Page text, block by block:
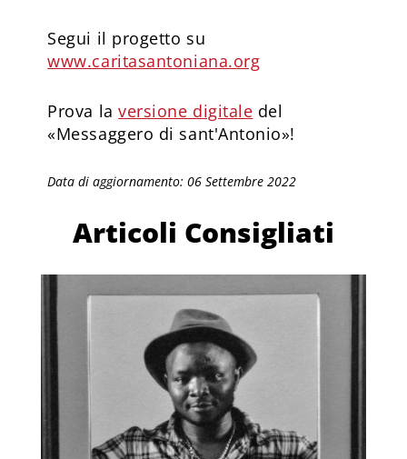
Segui il progetto su
www.caritasantoniana.org
Prova laversione digitale del
«Messaggero di sant'Antonio»!
Data di aggiornamento: 06 Settembre 2022
Articoli Consigliati